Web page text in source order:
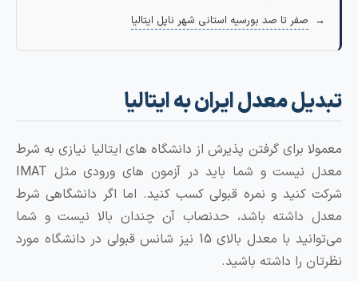
صفر تا صد بورسیه استانی شهر ناپل ایتالیا
معدل ایران به ایتالیا
برای گرفتن پذیرش از دانشگاه های ایتالیا نیازی به شرط
معدل نیست و شما باید در آزمون های ورودی مثل IMAT
و نمره قبولی کسب کنید. اما اگر دانشگاهی شرط
داشته باشد، حدنصاب آن چندان بالا نیست و شما
می‌توانید با معدل بالای 15 نیز شانس قبولی در دانشگاه مورد
را داشته باشید.